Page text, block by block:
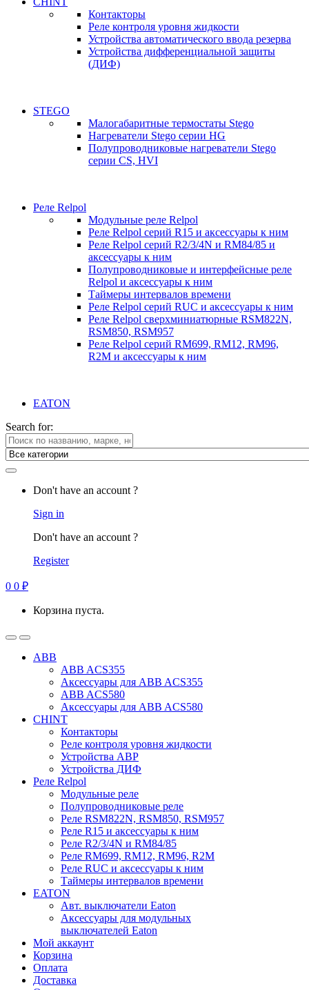
Контакторы
Реле контроля уровня жидкости
Устройства автоматического ввода резерва
Устройства дифференциальной защиты
(ДИФ)
STEGO
Малогабаритные термостаты Stego
Нагреватели Stego серии HG
Полупроводниковые нагреватели Stego
серии CS, HVI
Реле Relpol
Модульные реле Relpol
Реле Relpol серий R15 и аксессуары к ним
Реле Relpol серий R2/3/4N и RM84/85 и
аксессуары к ним
Полупроводниковые и интерфейсные реле
Relpol и аксессуары к ним
Таймеры интервалов времени
Реле Relpol серий RUC и аксессуары к ним
Реле Relpol сверхминиатюрные RSM822N,
RSM850, RSM957
Реле Relpol серий RM699, RM12, RM96,
R2M и аксессуары к ним
EATON
Search for:
Don't have an account ?
Sign in
Don't have an account ?
Register
0 0 ₽
Корзина пуста.
ABB
ABB ACS355
Аксессуары для ABB ACS355
ABB ACS580
Аксессуары для ABB ACS580
CHINT
Контакторы
Реле контроля уровня жидкости
Устройства АВР
Устройства ДИФ
Реле Relpol
Модульные реле
Полупроводниковые реле
Реле RSM822N, RSM850, RSM957
Реле R15 и аксессуары к ним
Реле R2/3/4N и RM84/85
Реле RM699, RM12, RM96, R2M
Реле RUC и аксессуары к ним
Таймеры интервалов времени
EATON
Авт. выключатели Eaton
Аксессуары для модульных
выключателей Eaton
Мой аккаунт
Корзина
Оплата
Доставка